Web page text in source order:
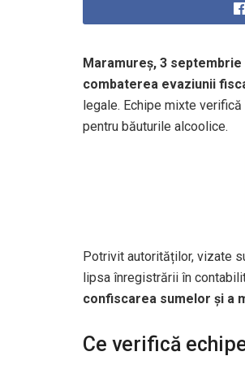
Maramureș, 3 septembrie
combaterea evaziunii
legale. Echipe mixte
pentru băuturile alcoolice.
Potrivit autorităților, vizate
lipsa înregistrării în
confiscarea sumelor și a
Ce verifică